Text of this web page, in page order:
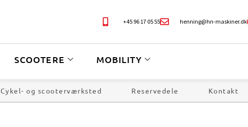
+45 96 17 05 55 henning@hn-maskiner.dk
SCOOTERE
MOBILITY
Cykel- og scooterværksted Reservedele Kontakt